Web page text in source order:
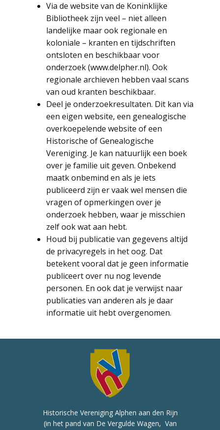
Via de website van de Koninklijke
Bibliotheek zijn veel – niet alleen
landelijke maar ook regionale en
koloniale – kranten en tijdschriften
ontsloten en beschikbaar voor
onderzoek (www.delpher.nl). Ook
regionale archieven hebben vaal scans
van oud kranten beschikbaar.
Deel je onderzoekresultaten. Dit kan via
een eigen website, een genealogische
overkoepelende website of een
Historische of Genealogische
Vereniging. Je kan natuurlijk een boek
over je familie uit geven. Onbekend
maatk onbemind en als je iets
publiceerd zijn er vaak wel mensen die
vragen of opmerkingen over je
onderzoek hebben, waar je misschien
zelf ook wat aan hebt.
Houd bij publicatie van gegevens altijd
de privacyregels in het oog. Dat
betekent vooral dat je geen informatie
publiceert over nu nog levende
personen. En ook dat je verwijst naar
publicaties van anderen als je daar
informatie uit hebt overgenomen.
Historische Vereniging Alphen aan den Rijn
(in het pand van De Vergulde Wagen, Van